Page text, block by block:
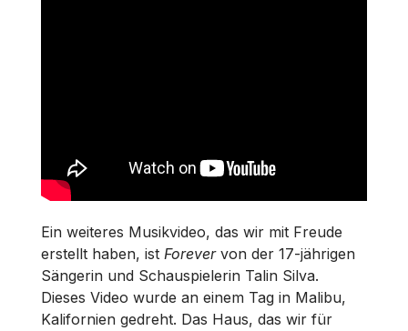
Ein weiteres Musikvideo, das wir mit Freude
erstellt haben, ist Forevervon der 17-jährigen
Sängerin und Schauspielerin Talin Silva.
Dieses Video wurde an einem Tag in Malibu,
Kalifornien gedreht. Das Haus, das wir für